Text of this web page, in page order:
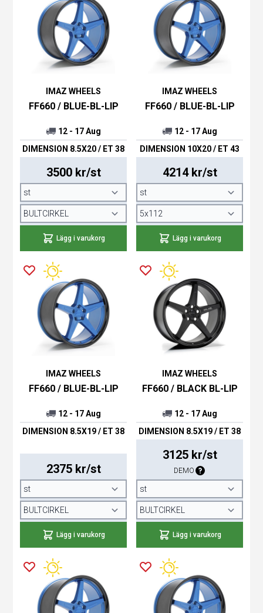
IMAZ WHEELS
FF660 / BLUE-BL-LIP
12 - 17 Aug
DIMENSION 8.5X20 / ET 38
3500 kr/st
Lägg i varukorg
IMAZ WHEELS
FF660 / BLUE-BL-LIP
12 - 17 Aug
DIMENSION 10X20 / ET 43
4214 kr/st
Lägg i varukorg
IMAZ WHEELS
FF660 / BLUE-BL-LIP
12 - 17 Aug
DIMENSION 8.5X19 / ET 38
2375 kr/st
Lägg i varukorg
IMAZ WHEELS
FF660 / BLACK BL-LIP
12 - 17 Aug
DIMENSION 8.5X19 / ET 38
3125 kr/st
DEMO
Lägg i varukorg